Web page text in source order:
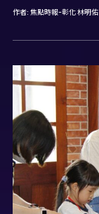
作者: 焦點時報-彰化 林明佑